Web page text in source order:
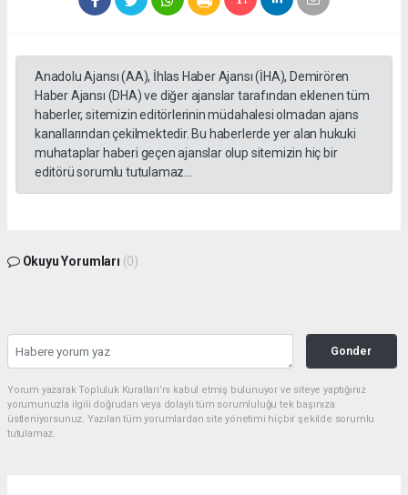
Anadolu Ajansı (AA), İhlas Haber Ajansı (İHA), Demirören
Haber Ajansı (DHA) ve diğer ajanslar tarafından eklenen tüm
haberler, sitemizin editörlerinin müdahalesi olmadan ajans
kanallarından çekilmektedir. Bu haberlerde yer alan hukuki
muhataplar haberi geçen ajanslar olup sitemizin hiç bir
editörü sorumlu tutulamaz...
Okuyu Yorumları (0)
Gonder
Yorum yazarak Topluluk Kuralları’nı kabul etmiş bulunuyor ve siteye yaptığınız
yorumunuzla ilgili doğrudan veya dolaylı tüm sorumluluğu tek başınıza
üstleniyorsunuz. Yazılan tüm yorumlardan site yönetimi hiçbir şekilde sorumlu
tutulamaz.